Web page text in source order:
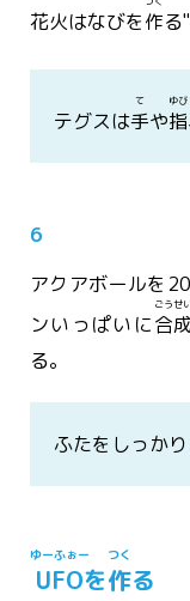
花火はなびを作る
テグスは手
て
や指
ゆび
6
アクアボールを
ンいっぱいに合成
ごうせ
る。
ふたをしっかり
UFO
ゆーふぉー
を作
つく
る